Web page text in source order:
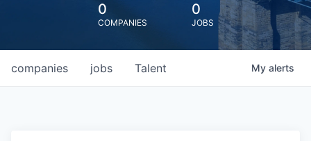
0
COMPANIES
0
JOBS
jobs
companies Talent My alerts